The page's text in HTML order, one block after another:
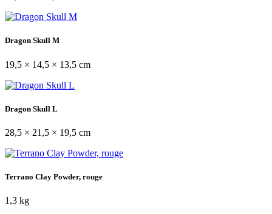
Dragon Skull M
19,5 × 14,5 × 13,5 cm
Dragon Skull L
28,5 × 21,5 × 19,5 cm
Terrano Clay Powder, rouge
1,3 kg